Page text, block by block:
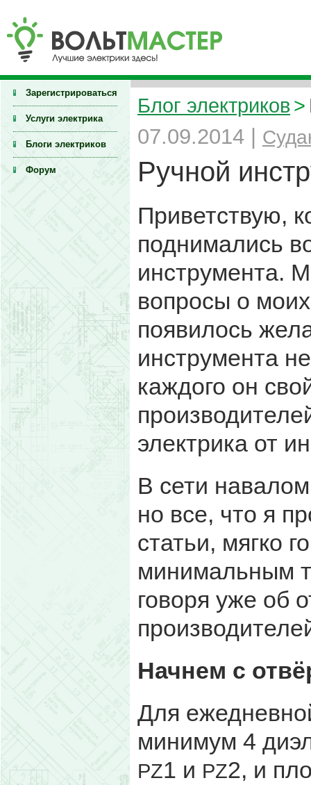
Зарегистрироваться
Услуги электрика
Блоги электриков
Форум
Блог электриков>
07.09.2014 |
Ручной
Приветствую,
поднимались
инструмента.
вопросы о
появилось
инструмента
каждого он
электрика от
В сети
но все, что я
статьи, мягко
минимальным
говоря уже об
Начнем с
Для
минимум 4
PZ1 и PZ2, и